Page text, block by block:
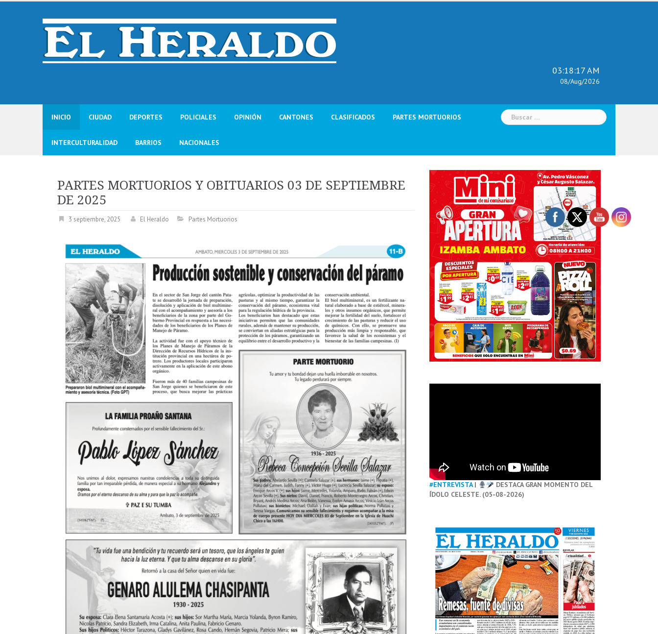
Skip
03:18:19 AM
08/Aug/2026
INICIO CIUDAD DEPORTES POLICIALES OPINIÓN CANTONES CLASIFICADOS PARTES MORTUORIOS
INTERCULTURALIDAD BARRIOS NACIONALES
Buscar:
PARTES MORTUORIOS Y OBITUARIOS 03 DE SEPTIEMBRE
DE 2025
3 septiembre, 2025 El Heraldo Partes Mortuorios
#ENTREVISTA|
DESTACA GRAN MOMENTO DEL
ÍDOLO CELESTE. (05-08-2026)